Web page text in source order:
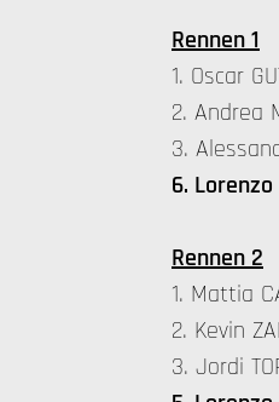
Rennen 1
1. Oscar
2. Andrea
3.
6. Lorenzo
Rennen 2
1. Mattia
2. Kevin
3. Jordi